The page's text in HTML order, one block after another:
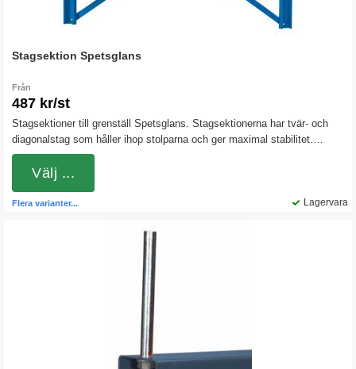
Stagsektion Spetsglans
Från
487 kr/st
Stagsektioner till grenställ Spetsglans. Stagsektionerna har tvär- och
diagonalstag som håller ihop stolparna och ger maximal stabilitet.
Samtliga komponenter är tillverkade i pulverlackerad stålplåt. Bredden
på stagsektionen avser måttet centrum till centrum (c/c).
Lagervara
Flera varianter...
Välj ...